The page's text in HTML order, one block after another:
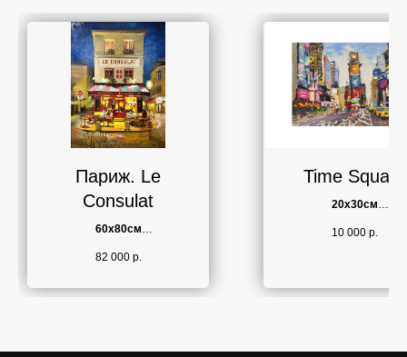
Париж. Le
Consulat
60х80см
2024г.
82 000 р.
Time Square
20х30см
2021г.
10 000 р.